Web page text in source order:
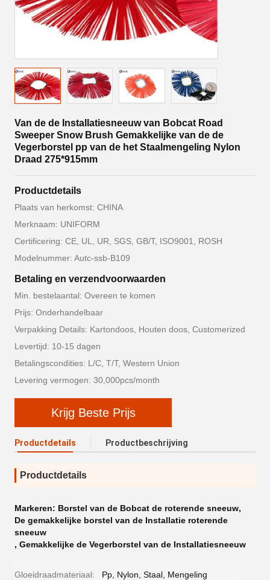
Van de de Installatiesneeuw van Bobcat Road
Sweeper Snow Brush Gemakkelijke van de de
Vegerborstel pp van de het Staalmengeling Nylon
Draad 275*915mm
Productdetails
Plaats van herkomst: CHINA
Merknaam: UNIFORM
Certificering: CE, UL, UR, SGS, GB/T, ISO9001, ROSH
Modelnummer: Autc-ssb-B109
Betaling en verzendvoorwaarden
Min. bestelaantal: Overeen te komen
Prijs: Onderhandelbaar
Verpakking Details: Kartondoos, Houten doos, Customerized
Levertijd: 10-15 dagen
Betalingscondities: L/C, T/T, Western Union
Levering vermogen: 30,000pcs/month
Krijg Beste Prijs
Productdetails Productbeschrijving
Productdetails
Markeren: Borstel van de Bobcat de roterende sneeuw,
De gemakkelijke borstel van de Installatie roterende
sneeuw
, Gemakkelijke de Vegerborstel van de Installatiesneeuw
Gloeidraadmateriaal: Pp, Nylon, Staal, Mengeling